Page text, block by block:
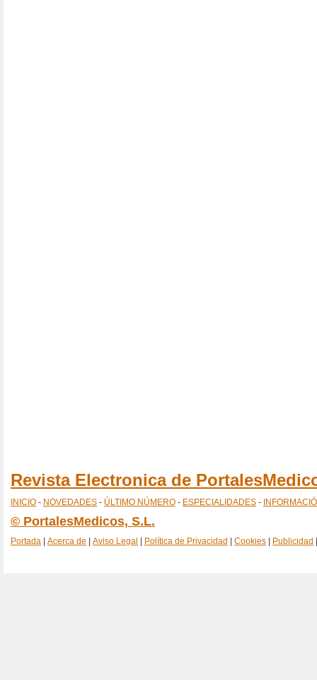
Revista Electronica de
INICIO - NOVEDADES - ÚLTIMO NÚMERO - ESPECIALIDADES -
© PortalesMedicos, S.L.
Portada Acerca de Aviso Legal Política de Privacidad Cookies Publicidad